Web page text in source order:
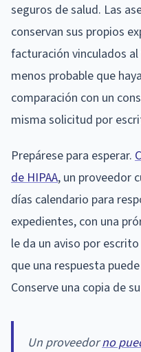
seguros de salud. Las
conservan sus propios
facturación vinculados
menos probable que
comparación con un
misma solicitud por
Prepárese para esperar.
de HIPAA, un proveedor
días calendario para
expedientes, con una
le da un aviso por
que una respuesta
Conserve una copia de
Un proveedorno